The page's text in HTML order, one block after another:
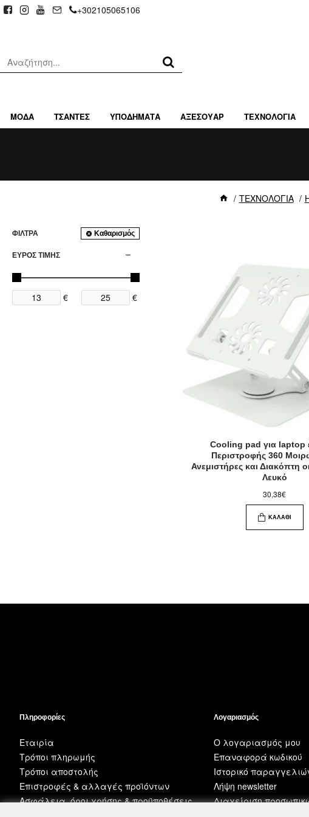
+302105065106
ΜΟΔΑ ΤΣΑΝΤΕΣ ΥΠΟΔΗΜΑΤΑ ΑΞΕΣΟΥΑΡ ΤΕΧΝΟΛΟΓΙΑ
ΤΕΧΝΟΛΟΓΙΑ
ΦΊΛΤΡΑ Καθαρισμός
ΕΥΡΟΣ ΤΙΜΗΣ
€ €
Cooling pad για laptop
Περιστροφής 360
Ανεμιστήρες και Διακόπτη
Λευκό
30,38€
ΚΑΛΆΘΙ
Πληροφορίες
Εταιρία
Τρόποι πληρωμής
Τρόποι αποστολής
Επιστροφές & αλλαγές προϊόντων
Ασφάλεια, όροι χρήσης & προϋποθέσεις
Λογαριασμός
Ο λογαριασμός μου
Επαναφορά κωδικού
Ιστορικό
Λήψη newsletter
Διαχείριση